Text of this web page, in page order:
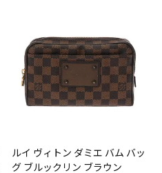
ルイ ヴィトン ダミエ バム バッ
グ ブルックリン ブラウン